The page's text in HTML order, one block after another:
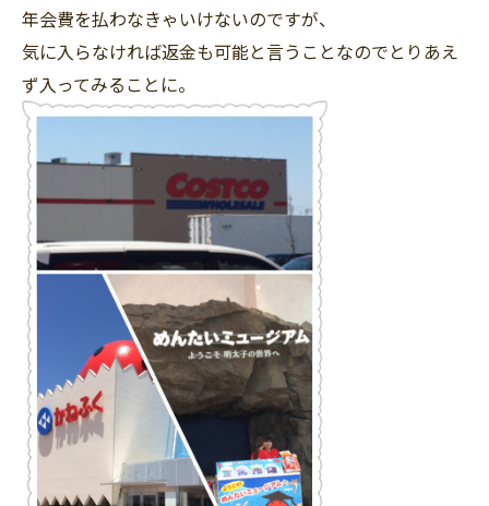
年会費を払わなきゃいけないのですが、
気に入らなければ返金も可能と言うことなのでとりあえ
ず入ってみることに。